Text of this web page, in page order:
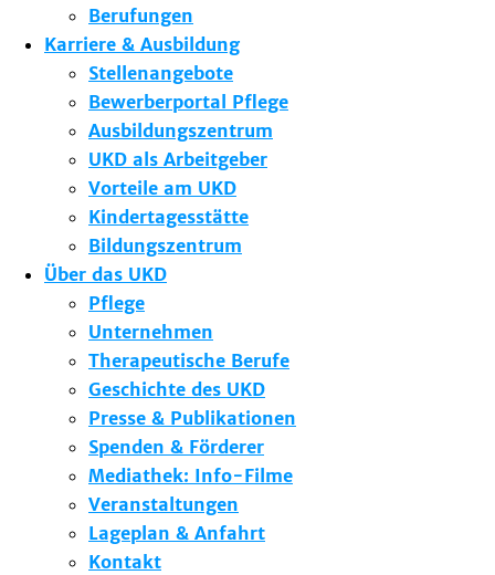
Berufungen
Karriere & Ausbildung
Stellenangebote
Bewerberportal Pflege
Ausbildungszentrum
UKD als Arbeitgeber
Vorteile am UKD
Kindertagesstätte
Bildungszentrum
Über das UKD
Pflege
Unternehmen
Therapeutische Berufe
Geschichte des UKD
Presse & Publikationen
Spenden & Förderer
Mediathek: Info-Filme
Veranstaltungen
Lageplan & Anfahrt
Kontakt